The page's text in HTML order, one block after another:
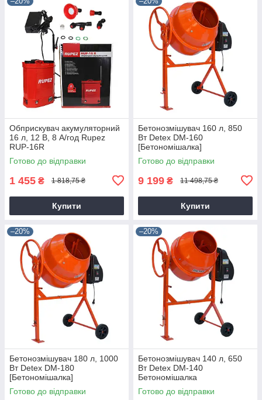
Обприскувач акумуляторний
16 л, 12 В, 8 А/год Rupez
RUP-16R
Готово до відправки
1 455 ₴ 1 818,75 ₴
Купити
Бетонозмішувач 160 л, 850
Вт Detex DM-160
[Бетономішалка]
Готово до відправки
9 199 ₴ 11 498,75 ₴
Купити
–20%
Бетонозмішувач 180 л, 1000
Вт Detex DM-180
[Бетономішалка]
Готово до відправки
–20%
Бетонозмішувач 140 л, 650
Вт Detex DM-140
Бетономішалка
Готово до відправки